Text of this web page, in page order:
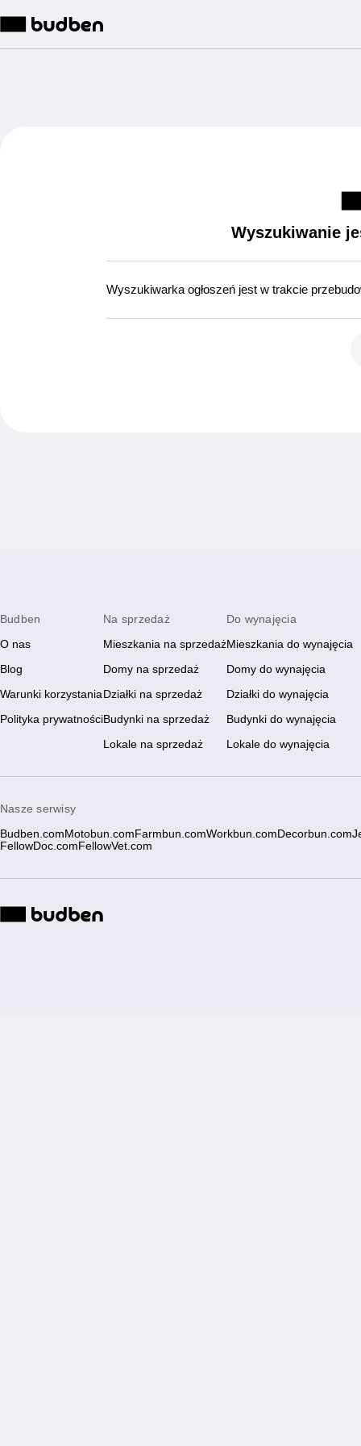
Wyszukiwanie
Wyszukiwarka ogłoszeń jest w trakcie
Budben
O nas
Blog
Warunki korzystania
Polityka prywatności
Na sprzedaż
Mieszkania na sprzedaż
Domy na sprzedaż
Działki na sprzedaż
Budynki na sprzedaż
Lokale na sprzedaż
Do wynajęcia
Mieszkania do wynajęcia
Domy do wynajęcia
Działki do wynajęcia
Budynki do wynajęcia
Lokale do wynajęcia
Nasze serwisy
Budben.com Motobun.com Farmbun.comWorkbun.com Decorbun.com
FellowDoc.com FellowVet.com